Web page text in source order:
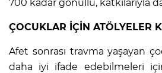
700 kadar gönüllü, katkılarıyla
ÇOCUKLAR İÇİN ATÖLYELER
Afet sonrası travma yaşayan
daha iyi ifade edebilmeleri